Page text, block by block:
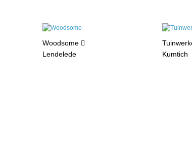
Woodsome
Lendelede
Kumtich